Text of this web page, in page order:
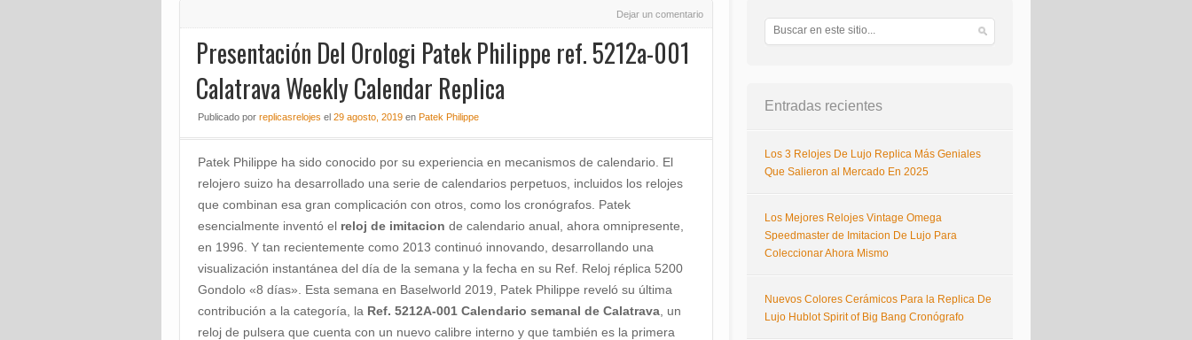
Dejar un comentario
Presentación Del Orologi Patek Philippe ref. 5212a-001
Calatrava Weekly Calendar Replica
Publicado por replicasrelojes el 29 agosto, 2019 en Patek Philippe
Patek Philippe ha sido conocido por su experiencia en mecanismos de calendario. El
relojero suizo ha desarrollado una serie de calendarios perpetuos, incluidos los relojes
que combinan esa gran complicación con otros, como los cronógrafos. Patek
esencialmente inventó el reloj de imitacion de calendario anual, ahora omnipresente,
en 1996. Y tan recientemente como 2013 continuó innovando, desarrollando una
visualización instantánea del día de la semana y la fecha en su Ref. Reloj réplica 5200
Gondolo «8 días». Esta semana en Baselworld 2019, Patek Philippe reveló su última
contribución a la categoría, la Ref. 5212A-001 Calendario semanal de Calatrava , un
reloj de pulsera que cuenta con un nuevo calibre interno y que también es la primera
Entradas recientes
Los 3 Relojes De Lujo Replica Más Geniales
Que Salieron al Mercado En 2025
Los Mejores Relojes Vintage Omega
Speedmaster de Imitacion De Lujo Para
Coleccionar Ahora Mismo
Nuevos Colores Cerámicos Para la Replica De
Lujo Hublot Spirit of Big Bang Cronógrafo